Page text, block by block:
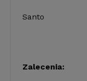
BEWIT
BEWIT
Zalecenia: